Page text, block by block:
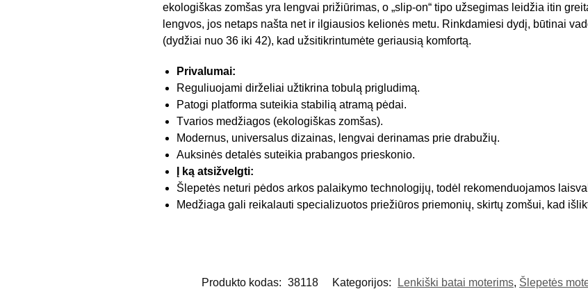
ekologiškas zomšas yra lengvai prižiūrimas, o „slip-on“ tipo užsegimas leidžia itin
lengvos, jos netaps našta net ir ilgiausios kelionės metu. Rinkdamiesi dydį, būtinai
(dydžiai nuo 36 iki 42), kad užsitikrintumėte geriausią komfortą.
Privalumai:
Reguliuojami dirželiai užtikrina tobulą prigludimą.
Patogi platforma suteikia stabilią atramą pėdai.
Tvarios medžiagos (ekologiškas zomšas).
Modernus, universalus dizainas, lengvai derinamas prie drabužių.
Auksinės detalės suteikia prabangos prieskonio.
Į ką atsižvelgti:
Šlepetės neturi pėdos arkos palaikymo technologijų, todėl rekomenduojamos
Medžiaga gali reikalauti specializuotos priežiūros priemonių, skirtų zomšui, kad
Produkto kodas: 38118 Kategorijos: Lenkiški batai moterims, Šlepetės